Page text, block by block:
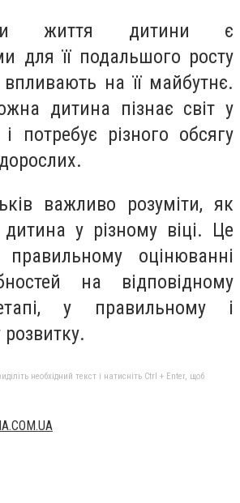
життя дитини є
для її подальшого росту
на її майбутнє.
дитина пізнає світ у
потребує різного обсягу
важливо розуміти, як
дитина у різному віці. Це
оцінюванні
на відповідному
у правильному і
необхідний текст і натисніть Ctrl + Enter, щоб